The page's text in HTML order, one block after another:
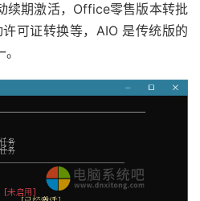
续期激活，Office零售版本转批
可证转换等，AIO 是传统版的